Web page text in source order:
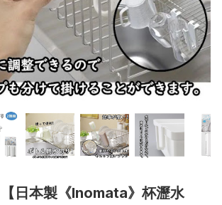
【日本製《Inomata》杯瀝水